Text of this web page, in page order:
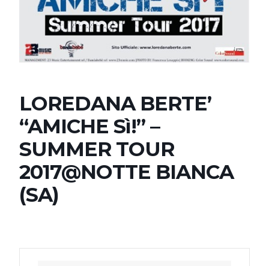
LOREDANA BERTE’
“AMICHE Sì!” –
SUMMER TOUR
2017@NOTTE BIANCA
(SA)